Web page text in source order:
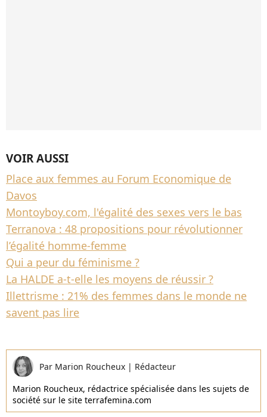
VOIR AUSSI
Place aux femmes au Forum Economique de
Davos
Montoyboy.com, l'égalité des sexes vers le bas
Terranova : 48 propositions pour révolutionner
l’égalité homme-femme
Qui a peur du féminisme ?
La HALDE a-t-elle les moyens de réussir ?
Illettrisme : 21% des femmes dans le monde ne
savent pas lire
Par Marion Roucheux | Rédacteur
Marion Roucheux, rédactrice spécialisée dans les sujets de
société sur le site terrafemina.com